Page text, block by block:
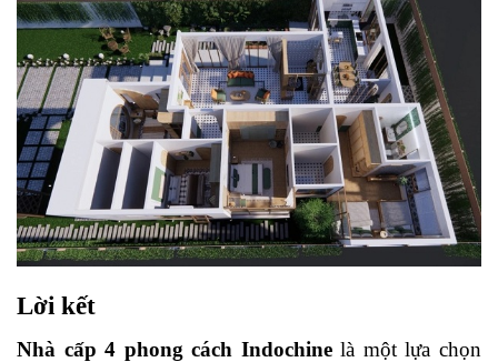
Lời kết
Nhà cấp 4 phong cách Indochinelà một lựa chọn